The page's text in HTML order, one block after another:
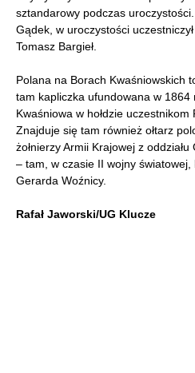
sztandarowy podczas
Gądek, w uroczystości
Tomasz Bargieł.
Polana na Borach Kwaśniowskich
tam kapliczka ufundowana w
Kwaśniowa w hołdzie uczestnikom
Znajduje się tam również ołtarz
żołnierzy Armii Krajowej z
– tam, w czasie II wojny światowej,
Gerarda Woźnicy.
Rafał Jaworski/UG Klucze